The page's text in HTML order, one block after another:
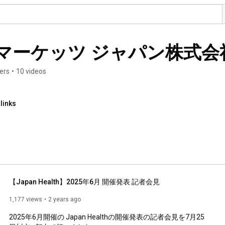
ーケッツ ジャパン株式
• 10 videos
【Japan Health】2025年6月 開催発表 記者会見
1,177 views 2 years ago
2025年6月開催の Japan Healthの開催発表の記者会見を7月25